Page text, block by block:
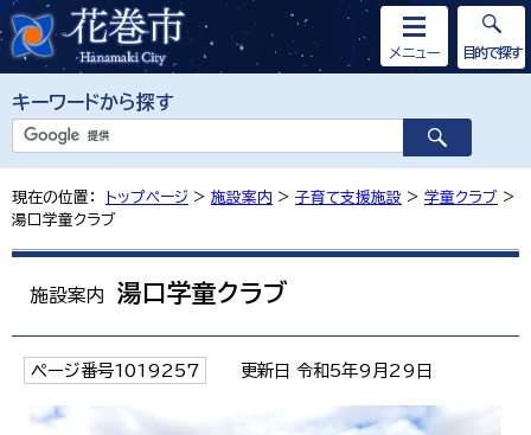
キーワードから探す
メニュー 目的で探す
現在の位置： トップページ > 施設案内 > 子育て支援施設 > 学童クラブ >
湯口学童クラブ
施設案内 湯口学童クラブ
ページ番号1019257 更新日 令和5年9月29日